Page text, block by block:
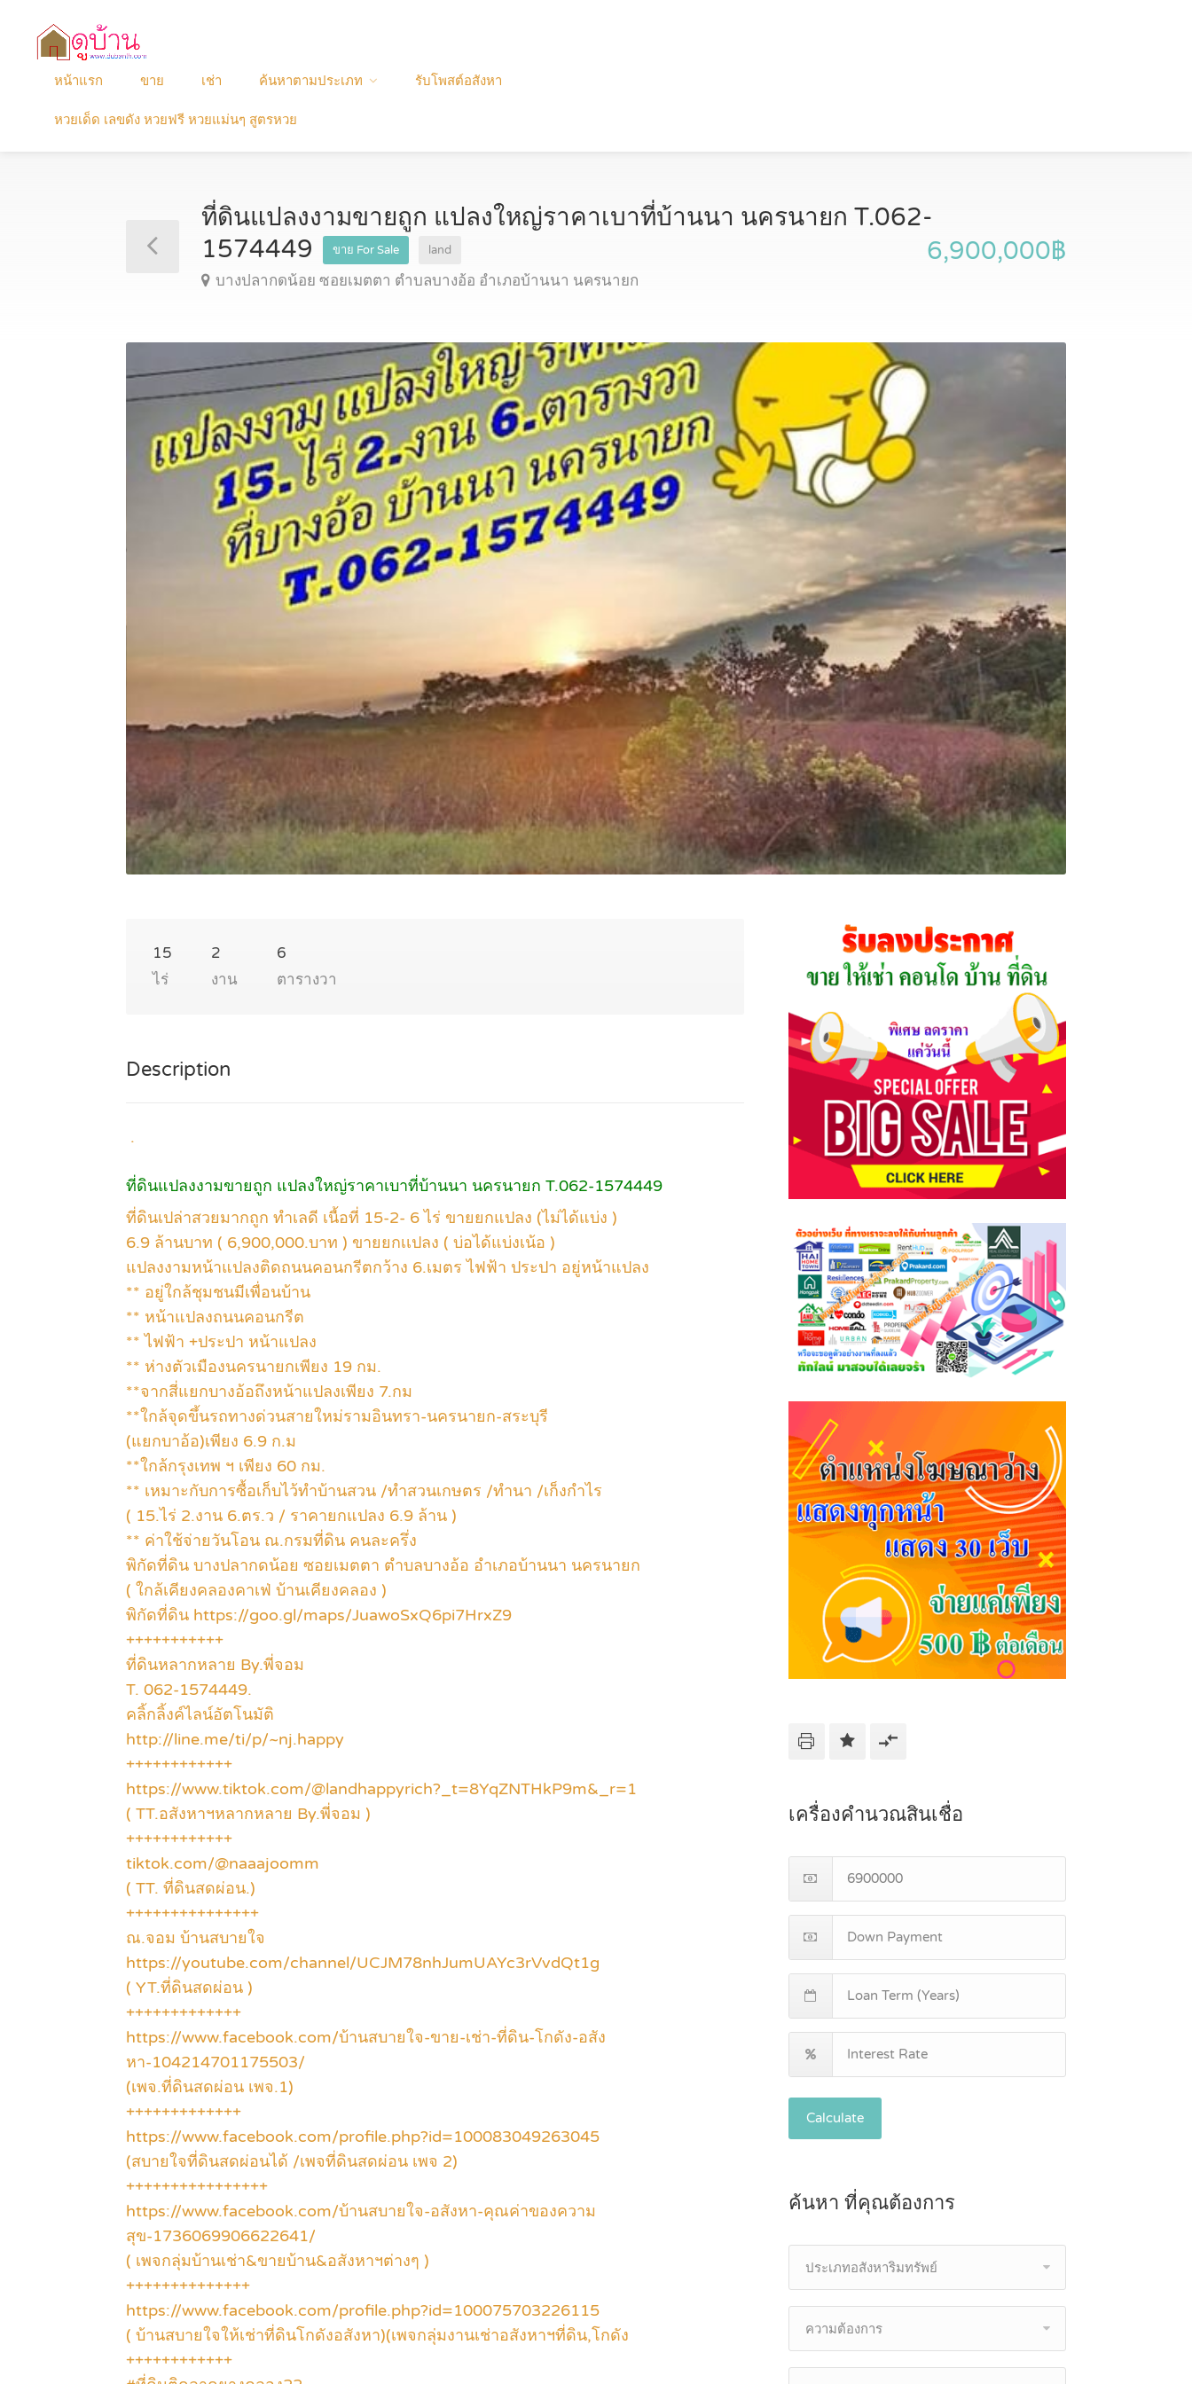
หน้าแรก ขาย เช่า ค้นหาตามประเภท รับโพสต์อสังหา
หวยเด็ด เลขดัง หวยฟรี หวยแม่นๆ สูตรหวย
ที่ดินแปลงงามขายถูก แปลงใหญ่ราคาเบาที่บ้านนา นครนายก T.062-
1574449
ขาย For Sale land
บางปลากดน้อย ซอยเมตตา ตำบลบางอ้อ อำเภอบ้านนา นครนายก
6,900,000฿
15
ไร่
2
งาน
6
ตารางวา
Description
.
ที่ดินแปลงงามขายถูก แปลงใหญ่ราคาเบาที่บ้านนา นครนายก T.062-1574449
ที่ดินเปล่าสวยมากถูก ทำเลดี เนื้อที่ 15-2- 6 ไร่ ขายยกแปลง (ไม่ได้แบ่ง )
6.9 ล้านบาท ( 6,900,000.บาท ) ขายยกเเปลง ( บ่อได้แบ่งเน้อ )
แปลงงามหน้าแปลงติดถนนคอนกรีตกว้าง 6.เมตร ไฟฟ้า ประปา อยู่หน้าแปลง
** อยู่ใกล้ชุมชนมีเพื่อนบ้าน
** หน้าแปลงถนนคอนกรีต
** ไฟฟ้า +ประปา หน้าแปลง
** ห่างตัวเมืองนครนายกเพียง 19 กม.
**จากสี่แยกบางอ้อถึงหน้าแปลงเพียง 7.กม
**ใกล้จุดขึ้นรถทางด่วนสายใหม่รามอินทรา-นครนายก-สระบุรี
(แยกบาอ้อ)เพียง 6.9 ก.ม
**ใกล้กรุงเทพ ฯ เพียง 60 กม.
** เหมาะกับการซื้อเก็บไว้ทำบ้านสวน /ทำสวนเกษตร /ทำนา /เก็งกำไร
( 15.ไร่ 2.งาน 6.ตร.ว / ราคายกแปลง 6.9 ล้าน )
** ค่าใช้จ่ายวันโอน ณ.กรมที่ดิน คนละครึ่ง
พิกัดที่ดิน บางปลากดน้อย ซอยเมตตา ตำบลบางอ้อ อำเภอบ้านนา นครนายก
( ใกล้เคียงคลองคาเฟ่ บ้านเคียงคลอง )
พิกัดที่ดิน https://goo.gl/maps/JuawoSxQ6pi7HrxZ9
+++++++++++
ที่ดินหลากหลาย By.พี่จอม
T. 062-1574449.
คลิ้กลิ้งค์ไลน์อัตโนมัติ
http://line.me/ti/p/~nj.happy
++++++++++++
https://www.tiktok.com/@landhappyrich?_t=8YqZNTHkP9m&_r=1
( TT.อสังหาฯหลากหลาย By.พี่จอม )
++++++++++++
tiktok.com/@naaajoomm
( TT. ที่ดินสดผ่อน.)
+++++++++++++++
ณ.จอม บ้านสบายใจ
https://youtube.com/channel/UCJM78nhJumUAYc3rVvdQt1g
( YT.ที่ดินสดผ่อน )
+++++++++++++
https://www.facebook.com/บ้านสบายใจ-ขาย-เช่า-ที่ดิน-โกดัง-อสัง
หา-104214701175503/
(เพจ.ที่ดินสดผ่อน เพจ.1)
+++++++++++++
https://www.facebook.com/profile.php?id=100083049263045
(สบายใจที่ดินสดผ่อนได้ /เพจที่ดินสดผ่อน เพจ 2)
++++++++++++++++
https://www.facebook.com/บ้านสบายใจ-อสังหา-คุณค่าของความ
สุข-1736069906622641/
( เพจกลุ่มบ้านเช่า&ขายบ้าน&อสังหาฯต่างๆ )
++++++++++++++
https://www.facebook.com/profile.php?id=100075703226115
( บ้านสบายใจให้เช่าที่ดินโกดังอสังหา)(เพจกลุ่มงานเช่าอสังหาฯที่ดิน,โกดัง
++++++++++++
เครื่องคำนวณสินเชื่อ
Calculate
ค้นหา ที่คุณต้องการ
ประเภทอสังหาริมทรัพย์
ความต้องการ